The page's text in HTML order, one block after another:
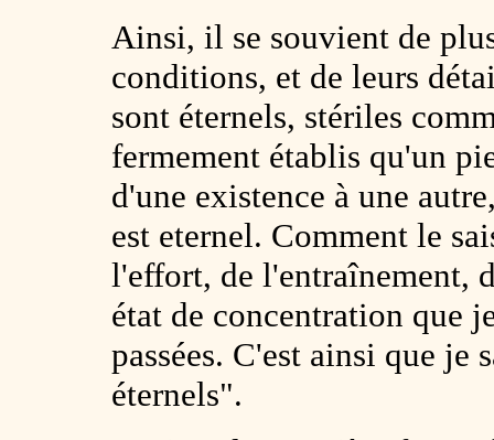
Ainsi, il se souvient de
conditions, et de leurs
sont éternels, stériles
fermement établis qu'un
d'une existence à une
est eternel. Comment le
l'effort, de l'entraînement,
état de concentration que
passées. C'est ainsi que je
éternels".